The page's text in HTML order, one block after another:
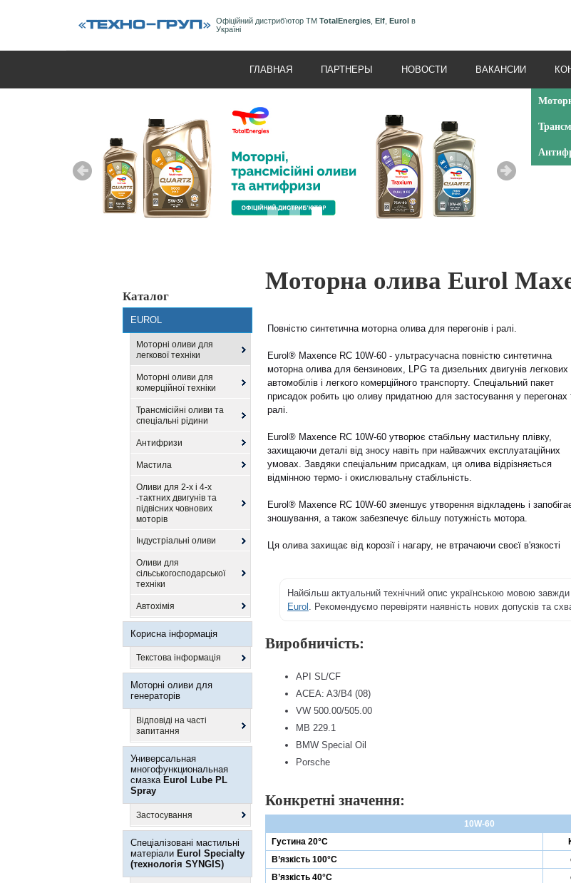
Офіційний дистрибʼютор ТМ TotalEnergies Elf Eurol в
Україні
ГЛАВНАЯ ПАРТНЕРЫ НОВОСТИ ВАКАНСИИ
Каталог
EUROL
Моторні оливи для
легкової техніки
Моторні оливи для
комерційної техніки
Трансмісійні оливи та
спеціальні рідини
Антифризи
Мастила
Оливи для 2-х і 4-х
-тактних двигунів та
підвісних човнових
моторів
Індустріальні оливи
Оливи для
сільськогосподарської
техніки
Автохімія
Корисна інформація
Текстова інформація
Моторні оливи для
генераторів
Відповіді на часті
запитання
Универсальная
многофункциональная
смазка Eurol Lube PL
Spray
Застосування
Спеціалізовані мастильні
матеріали Eurol Specialty
(технологія SYNGIS)
Моторна олива Eurol
Повністю синтетична моторна олива для перегонів і ралі.
Eurol® Maxence RC 10W-60 - ультрасучасна повністю синтетична
моторна олива для бензинових, LPG та дизельних двигунів легкових
автомобілів і легкого комерційного транспорту. Спеціальний пакет
присадок робить цю оливу придатною для застосування у перегонах
ралі.
Eurol® Maxence RC 10W-60 утворює стабільну мастильну плівку,
захищаючи деталі від зносу навіть при найважчих експлуатаційних
умовах. Завдяки спеціальним присадкам, ця олива відрізняється
відмінною термо- і окислювальну стабільність.
Eurol® Maxence RC 10W-60 зменшує утворення відкладень і
зношування, а також забезпечує більшу потужність мотора.
Ця олива захищає від корозії і нагару, не втрачаючи своєї в'язкості
Найбільш актуальний технічний опис українською мовою
Eurol . Рекомендуємо перевіряти наявність нових допусків та
Виробничість:
API SL/CF
ACEA: A3/B4 (08)
VW 500.00/505.00
MB 229.1
BMW Special Oil
Porsche
Конкретні значення:
10W-60
Густина 20°C
В’язкість 100°C
В’язкість 40°C